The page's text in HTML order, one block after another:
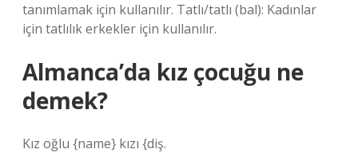
tanımlamak için kullanılır. Tatlı/tatlı (bal): Kadınlar
için tatlılık erkekler için kullanılır.
Almanca’da kız çocuğu ne
demek?
Kız oğlu {name} kızı {diş.